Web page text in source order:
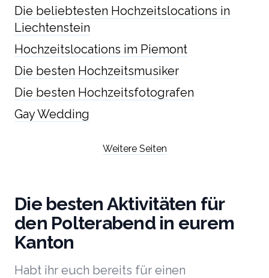
Die beliebtesten Hochzeitslocations in
Liechtenstein
Hochzeitslocations im Piemont
Die besten Hochzeitsmusiker
Die besten Hochzeitsfotografen
Gay Wedding
Weitere Seiten
Die besten Aktivitäten für
den Polterabend in eurem
Kanton
Habt ihr euch bereits für einen